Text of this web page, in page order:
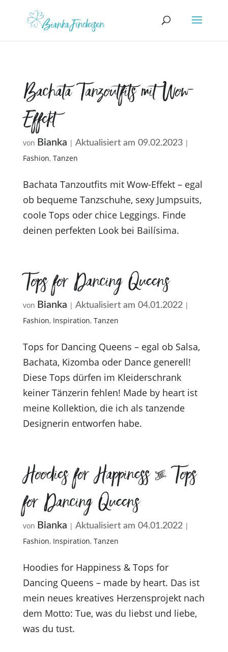
Bachata Tanzoutfits mit Wow-
Effekt
von Bianka | Aktualisiert am 09.02.2023|
Fashion, Tanzen
Bachata Tanzoutfits mit Wow-Effekt – egal
ob bequeme Tanzschuhe, sexy Jumpsuits,
coole Tops oder chice Leggings. Finde
deinen perfekten Look bei Bailísima.
Tops for Dancing Queens
von Bianka | Aktualisiert am 04.01.2022|
Fashion, Inspiration, Tanzen
Tops for Dancing Queens – egal ob Salsa,
Bachata, Kizomba oder Dance generell!
Diese Tops dürfen im Kleiderschrank
keiner Tänzerin fehlen! Made by heart ist
meine Kollektion, die ich als tanzende
Designerin entworfen habe.
Hoodies for Happiness & Tops
for Dancing Queens
von Bianka | Aktualisiert am 04.01.2022|
Fashion, Inspiration, Tanzen
Hoodies for Happiness & Tops for
Dancing Queens – made by heart. Das ist
mein neues kreatives Herzensprojekt nach
dem Motto: Tue, was du liebst und liebe,
was du tust.